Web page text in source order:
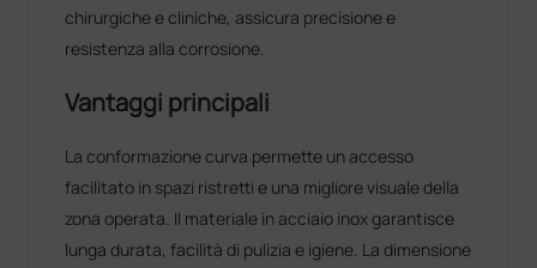
chirurgiche e cliniche, assicura precisione e
resistenza alla corrosione.
Vantaggi principali
La conformazione curva permette un accesso
facilitato in spazi ristretti e una migliore visuale della
zona operata. Il materiale in acciaio inox garantisce
lunga durata, facilità di pulizia e igiene. La dimensione